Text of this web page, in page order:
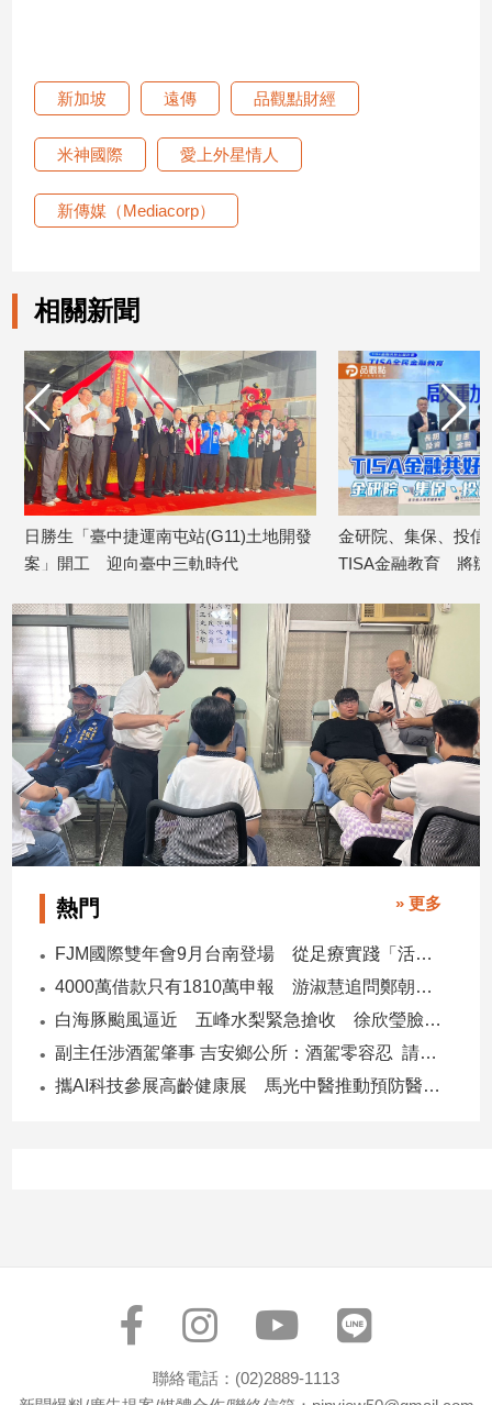
點】新加坡 遠傳 品觀點財經
米神國際 愛上外星情人
新傳媒（Mediacorp）
相關新聞
日勝生「臺中捷運南屯站(G11)土地開發
案」開工 迎向臺中三軌時代
金研院、集保、投信
TISA金融教育 將辦
熱門 » 更多
FJM國際雙年會9月台南登場 從足療實踐「活出愛」
4000萬借款只有1810萬申報 游淑慧追問鄭朝方：2190萬差額去哪了
白海豚颱風逼近 五峰水梨緊急搶收 徐欣瑩臉書急呼「搶救五峰水梨」
副主任涉酒駕肇事 吉安鄉公所：酒駕零容忍 請辭獲准
攜AI科技參展高齡健康展 馬光中醫推動預防醫學迎接長壽新經濟
聯絡電話：(02)2889-1113